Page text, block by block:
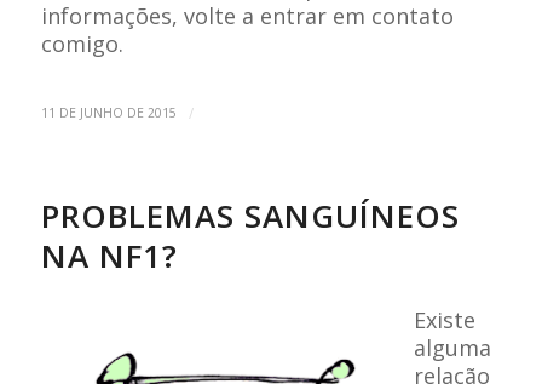
informações, volte a entrar em contato
comigo.
11 DE JUNHO DE 2015 /
PROBLEMAS SANGUÍNEOS
NA NF1?
Existe
alguma
relação